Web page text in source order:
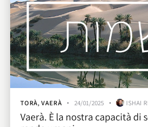
TORÀ,VAERÀ 24/01/2025 ISHAI
Vaerà. È la nostra capacità di